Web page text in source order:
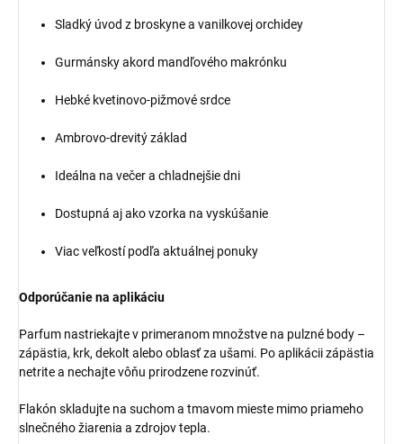
Sladký úvod z broskyne a vanilkovej orchidey
Gurmánsky akord mandľového makrónku
Hebké kvetinovo-pižmové srdce
Ambrovo-drevitý základ
Ideálna na večer a chladnejšie dni
Dostupná aj ako vzorka na vyskúšanie
Viac veľkostí podľa aktuálnej ponuky
Odporúčanie na aplikáciu
Parfum nastriekajte v primeranom množstve na pulzné body –
zápästia, krk, dekolt alebo oblasť za ušami. Po aplikácii zápästia
netrite a nechajte vôňu prirodzene rozvinúť.
Flakón skladujte na suchom a tmavom mieste mimo priameho
slnečného žiarenia a zdrojov tepla.